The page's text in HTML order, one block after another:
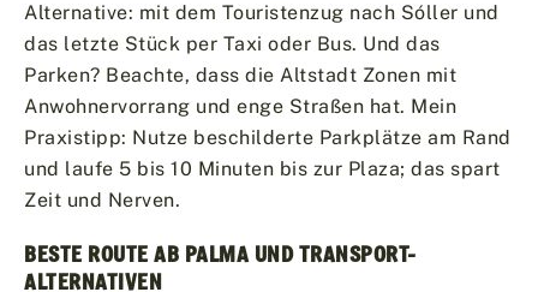
Alternative: mit dem Touristenzug nach Sóller und
das letzte Stück per Taxi oder Bus. Und das
Parken? Beachte, dass die Altstadt Zonen mit
Anwohner­vorrang und enge Straßen hat. Mein
Praxistipp: Nutze beschilderte Parkplätze am Rand
und laufe 5 bis 10 Minuten bis zur Plaza; das spart
Zeit und Nerven.
BESTE ROUTE AB PALMA UND TRANSPORT-
ALTERNATIVEN